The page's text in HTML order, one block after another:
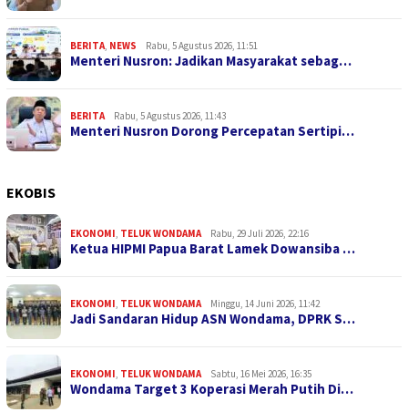
BERITA NEWS Rabu, 5 Agustus 2026, 11:51
Menteri Nusron: Jadikan Masyarakat sebag…
BERITA Rabu, 5 Agustus 2026, 11:43
Menteri Nusron Dorong Percepatan Sertipi…
EKOBIS
EKONOMI TELUK WONDAMA Rabu, 29 Juli 2026, 22:16
Ketua HIPMI Papua Barat Lamek Dowansiba …
EKONOMI TELUK WONDAMA Minggu, 14 Juni 2026, 11:42
Jadi Sandaran Hidup ASN Wondama, DPRK S…
EKONOMI TELUK WONDAMA Sabtu, 16 Mei 2026, 16:35
Wondama Target 3 Koperasi Merah Putih Di…